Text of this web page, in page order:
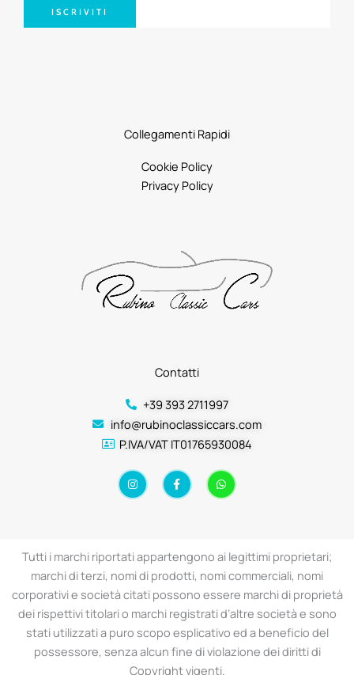
ISCRIVITI
Contatti
+39 393 2711997
info@rubinoclassiccars.com
P.IVA/VAT IT01765930084
I
n
s
a
m
F
a
c
-
f
W
h
a
p
Collegamenti Rapidi
Cookie Policy
Privacy Policy
Tutti i marchi riportati appartengono ai legittimi proprietari;
marchi di terzi, nomi di prodotti, nomi commerciali, nomi
corporativi e società citati possono essere marchi di proprietà
dei rispettivi titolari o marchi registrati d’altre società e sono
stati utilizzati a puro scopo esplicativo ed a beneficio del
possessore, senza alcun fine di violazione dei diritti di
Copyright vigenti.